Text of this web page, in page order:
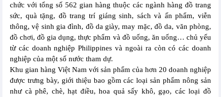
chức với tổng số 562 gian hàng thuộc các ngành hàng đồ trang
sức, quà tặng, đồ trang trí giáng sinh, sách và ấn phẩm, viễn
thông, vệ sinh gia đình, đồ da giày, may mặc, đồ da, văn phòng,
đồ chơi, đồ gia dụng, thực phẩm và đồ uống, ăn uống… chủ yếu
từ các doanh nghiệp Philippines và ngoài ra còn có các doanh
nghiệp của một số nước tham dự.
Khu gian hàng Việt Nam với sản phẩm của hơn 20 doanh nghiệp
được trưng bày, giới thiệu bao gồm các loại sản phẩm nông sản
như cà phê, chè, hạt điều, hoa quả sấy khô, gạo, các loại đồ